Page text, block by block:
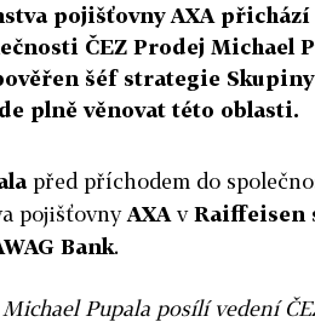
pojišťovny AXA
ČEZ Prodej Michael
šéf strategie
plně věnovat této oblasti.
před příchodem do
pojišťovnyAXA vRaiffeisen
Bank.
Michael Pupala posílí vedení